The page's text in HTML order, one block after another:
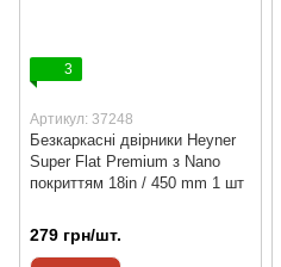
3
Артикул: 37248
Безкаркасні двірники Heyner
Super Flat Premium з Nano
покриттям 18in / 450 mm 1 шт
279 грн/шт.